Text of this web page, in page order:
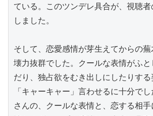
ている。このツンデレ具合が、視聴
しました。
そして、恋愛感情が芽生えてからの
壊力抜群でした。クールな表情がふ
だり、独占欲をむき出しにしたりす
「キャーキャー」言わせるに十分で
さんの、クールな表情と、恋する相